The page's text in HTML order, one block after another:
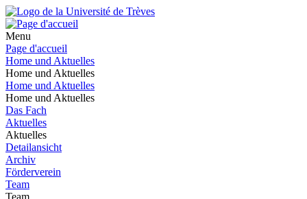
Menu
Page d'accueil
Home und Aktuelles
Home und Aktuelles
Home und Aktuelles
Home und Aktuelles
Das Fach
Aktuelles
Aktuelles
Detailansicht
Archiv
Förderverein
Team
Team